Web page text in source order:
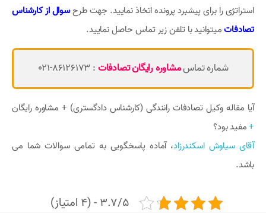
استراتژی را برای پیشبرد پرونده اتخاذ نمایید. جهت طرحسوال از کارشناس
تصادفاتمیتوانید با تلفن زیر تماس حاصل نمایید.
شماره تماسمشاوره رایگان تصادفات: 86126173-021
آیا مقاله وکیل تصادفات رانندگی (کارشناس دادگستری) + مشاوره رایگان
+مفید بود؟
آقای سیاوش اسکندرزاد، آماده پاسخگویی به تمامی سوالات شما می
باشد.
3.7/5 - (4 امتیاز)